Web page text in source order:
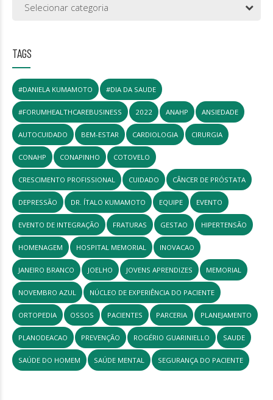
Selecionar categoria
TAGS
#DANIELA KUMAMOTO #DIA DA SAUDE
#FORUMHEALTHCAREBUSINESS 2022 ANAHP ANSIEDADE
AUTOCUIDADO BEM-ESTAR CARDIOLOGIA CIRURGIA
CONAHP CONAPINHO COTOVELO
CRESCIMENTO PROFISSIONAL CUIDADO CÂNCER DE PRÓSTATA
DEPRESSÃO DR. ÍTALO KUMAMOTO EQUIPE EVENTO
EVENTO DE INTEGRAÇÃO FRATURAS GESTAO HIPERTENSÃO
HOMENAGEM HOSPITAL MEMORIAL INOVACAO
JANEIRO BRANCO JOELHO JOVENS APRENDIZES MEMORIAL
NOVEMBRO AZUL NÚCLEO DE EXPERIÊNCIA DO PACIENTE
ORTOPEDIA OSSOS PACIENTES PARCERIA PLANEJAMENTO
PLANODEACAO PREVENÇÃO ROGÉRIO GUARINIELLO SAUDE
SAÚDE DO HOMEM SAÚDE MENTAL SEGURANÇA DO PACIENTE